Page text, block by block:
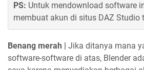
PS: Untuk mendownload software
membuat akun di situs DAZ Studio
Benang merah | Jika ditanya mana
software-software di atas, Blender